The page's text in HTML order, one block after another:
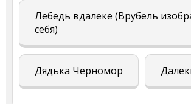
Лебедь вдалеке (Врубель
себя)
Дядька Черномор